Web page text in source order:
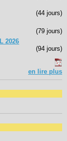
(44 jours)
(79 jours)
2026
(94 jours)
en lire plus